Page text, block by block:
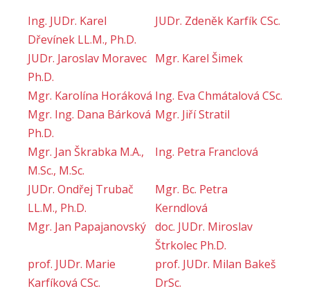
Ing. JUDr. Karel
Dřevínek LL.M., Ph.D.
JUDr. Zdeněk Karfík CSc.
JUDr. Jaroslav Moravec
Ph.D.
Mgr. Karel Šimek
Mgr. Karolína Horáková Ing. Eva Chmátalová CSc.
Mgr. Ing. Dana Bárková
Ph.D.
Mgr. Jiří Stratil
Mgr. Jan Škrabka M.A.,
M.Sc., M.Sc.
Ing. Petra Franclová
JUDr. Ondřej Trubač
LL.M., Ph.D.
Mgr. Bc. Petra
Kerndlová
Mgr. Jan Papajanovský doc. JUDr. Miroslav
Štrkolec Ph.D.
prof. JUDr. Marie
Karfíková CSc.
prof. JUDr. Milan Bakeš
DrSc.